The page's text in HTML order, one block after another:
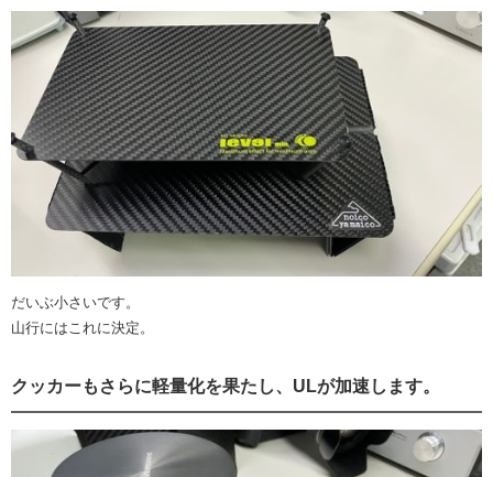
だいぶ小さいです。
山行にはこれに決定。
クッカーもさらに軽量化を果たし、ULが加速します。